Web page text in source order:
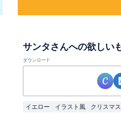
ダウンロード
イエロー イラスト風 クリスマス